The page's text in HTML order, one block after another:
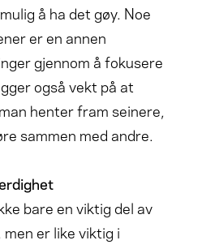
å ha det gøy. Noe
er en annen
gjennom å fokusere
også vekt på at
henter fram seinere,
sammen med andre.
bare en viktig del av
er like viktig i